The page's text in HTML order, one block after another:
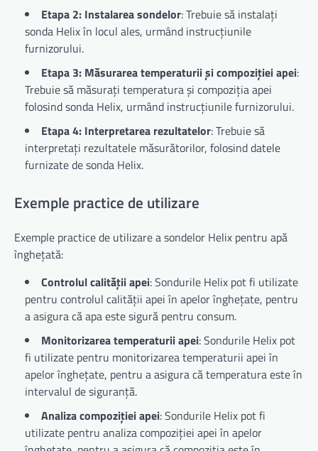
Etapa 2: Instalarea sondelor: Trebuie să instalați
sonda Helix în locul ales, urmând instrucțiunile
furnizorului.
Etapa 3: Măsurarea temperaturii și compoziției apei:
Trebuie să măsurați temperatura și compoziția apei
folosind sonda Helix, urmând instrucțiunile furnizorului.
Etapa 4: Interpretarea rezultatelor: Trebuie să
interpretați rezultatele măsurătorilor, folosind datele
furnizate de sonda Helix.
Exemple practice de utilizare
Exemple practice de utilizare a sondelor Helix pentru apă
înghețată:
Controlul calității apei: Sondurile Helix pot fi utilizate
pentru controlul calității apei în apelor înghețate, pentru
a asigura că apa este sigură pentru consum.
Monitorizarea temperaturii apei: Sondurile Helix pot
fi utilizate pentru monitorizarea temperaturii apei în
apelor înghețate, pentru a asigura că temperatura este în
intervalul de siguranță.
Analiza compoziției apei: Sondurile Helix pot fi
utilizate pentru analiza compoziției apei în apelor